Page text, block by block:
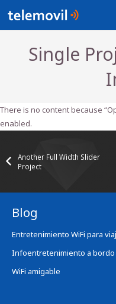
Single
There is no content because
enabled.
Another Full Width Slider
Project
Blog
Entretenimiento WiFi para
Infoentretenimiento a bordo
WiFi amigable